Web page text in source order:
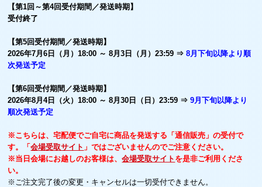
【第1回～第4回受付期間／発送時期】
受付終了
【第5回受付期間／発送時期】
2026年7月6日（月）18:00 ～ 8月3日（月）23:59 ⇒8月下旬以降より順
次発送予定
【第6回受付期間／発送時期】
2026年8月4日（火）18:00 ～ 8月30日（日）23:59 ⇒9月下旬以降より
順次発送予定
※こちらは、宅配便でご自宅に商品を発送する「通信販売」の受付で
す。「会場受取サイト」ではございませんのでご注意ください。
※当日会場にお越しのお客様は、会場受取サイトを是非ご利用くださ
い。
※ご注文完了後の変更・キャンセルは一切受付できません。